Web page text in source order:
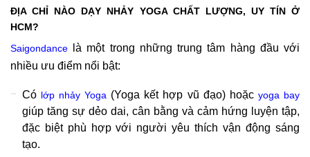
ĐỊA CHỈ NÀO DẠY NHẢY YOGA CHẤT LƯỢNG, UY TÍN Ở
HCM?
Saigondance là một trong những trung tâm hàng đầu với
nhiều ưu điểm nổi bật:
Có lớp nhảy Yoga (Yoga kết hợp vũ đạo) hoặc yoga bay
giúp tăng sự dẻo dai, cân bằng và cảm hứng luyện tập,
đặc biệt phù hợp với người yêu thích vận động sáng
tạo.